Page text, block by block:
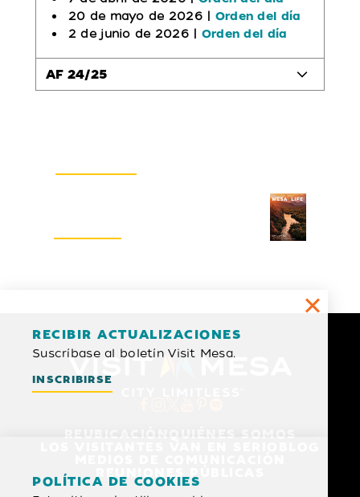
20 de mayo de 2026 | Orden del día
2 de junio de 2026 | Orden del día
AF 24/25
RECIBIR ACTUALIZACIONES
Suscríbase al boletín Visit Mesa.
INSCRIBIRSE
POLÍTICA DE COOKIES